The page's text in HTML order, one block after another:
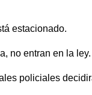
estacionado.
no entran en la ley.
policiales